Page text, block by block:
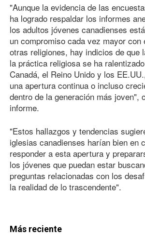
"Aunque la evidencia de las
ha logrado respaldar los informes
los adultos jóvenes canadienses
un compromiso cada vez mayor
otras religiones, hay indicios de que
la práctica religiosa se ha
Canadá, el Reino Unido y los
una apertura continua o incluso
dentro de la generación más joven",
informe.
"Estos hallazgos y tendencias
iglesias canadienses harían bien en
responder a esta apertura y
los jóvenes que puedan estar
preguntas relacionadas con los
la realidad de lo trascendente".
Más reciente